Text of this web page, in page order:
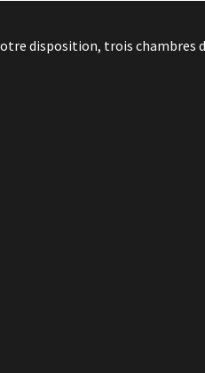
disposition, trois chambres